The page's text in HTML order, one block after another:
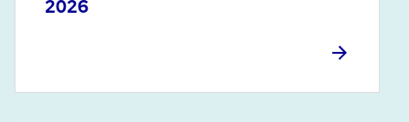
2026